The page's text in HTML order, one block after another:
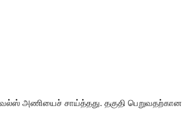
வேல்ஸ் அணியைச் சாய்த்தது. தகுதி பெறுவதற்கான